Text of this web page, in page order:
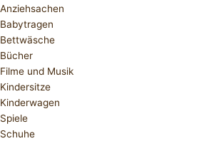
Anziehsachen
Babytragen
Bettwäsche
Bücher
Filme und Musik
Kindersitze
Kinderwagen
Spiele
Schuhe